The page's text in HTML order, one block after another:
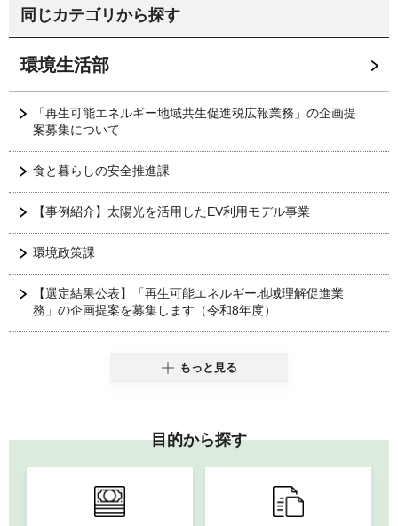
同じカテゴリから探す
環境生活部
「再生可能エネルギー地域共生促進税広報業務」の企画提
案募集について
食と暮らしの安全推進課
【事例紹介】太陽光を活用したEV利用モデル事業
環境政策課
【選定結果公表】「再生可能エネルギー地域理解促進業
務」の企画提案を募集します（令和8年度）
もっと見る
目的から探す